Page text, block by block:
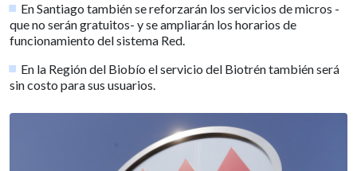
En Santiago también se reforzarán los servicios de micros -
que no serán gratuitos- y se ampliarán los horarios de
funcionamiento del sistema Red.
En la Región del Biobío el servicio del Biotrén también será
sin costo para sus usuarios.